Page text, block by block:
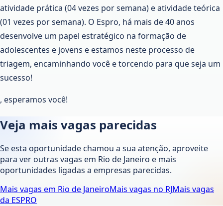
atividade prática (04 vezes por semana) e atividade teórica
(01 vezes por semana). O Espro, há mais de 40 anos
desenvolve um papel estratégico na formação de
adolescentes e jovens e estamos neste processo de
triagem, encaminhando você e torcendo para que seja um
sucesso!
, esperamos você!
Veja mais vagas parecidas
Se esta oportunidade chamou a sua atenção, aproveite
para ver outras vagas em Rio de Janeiro e mais
oportunidades ligadas a empresas parecidas.
Mais vagas em Rio de JaneiroMais vagas no RJMais vagas
da ESPRO